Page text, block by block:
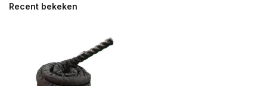
Recent bekeken